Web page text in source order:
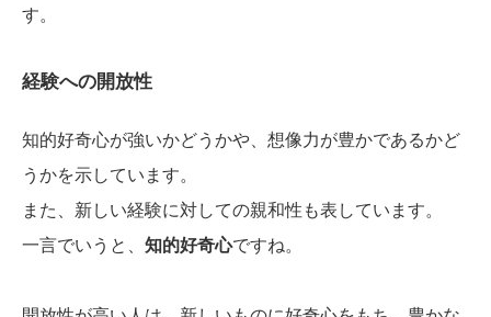
す。
経験への開放性
知的好奇心が強いかどうかや、想像力が豊かであるかど
うかを示しています。
また、新しい経験に対しての親和性も表しています。
一言でいうと、 知的好奇心ですね。